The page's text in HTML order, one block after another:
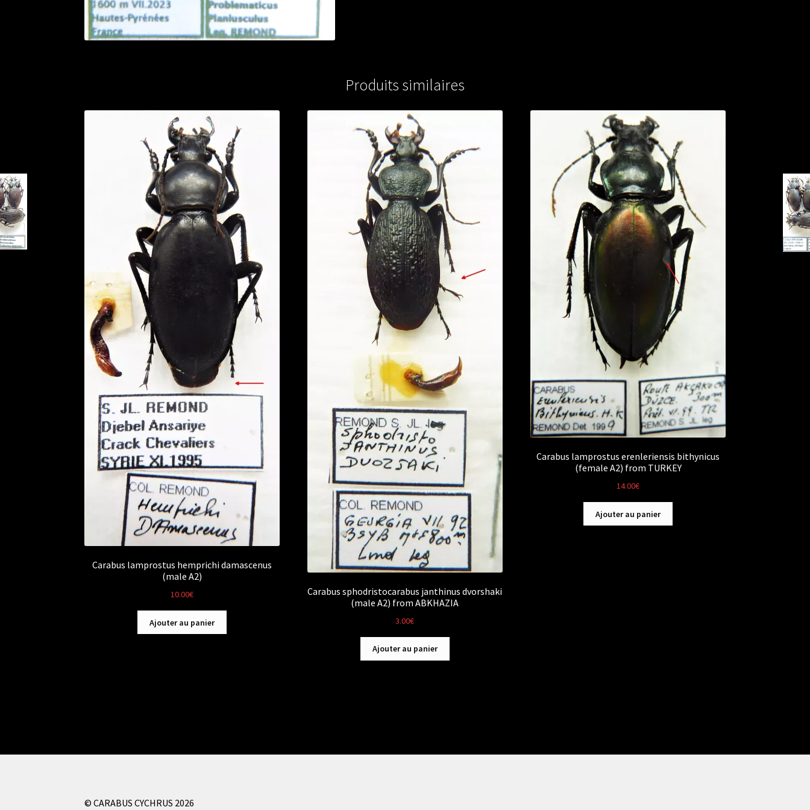
Produits similaires
Carabus lamprostus hemprichi damascenus
(male A2)
10.00€
Ajouter au panier
Carabus sphodristocarabus janthinus dvorshaki
(male A2) from ABKHAZIA
3.00€
Ajouter au panier
Carabus lamprostus erenleriensis bithynicus
(female A2) from TURKEY
14.00€
Ajouter au panier
© CARABUS CYCHRUS 2026